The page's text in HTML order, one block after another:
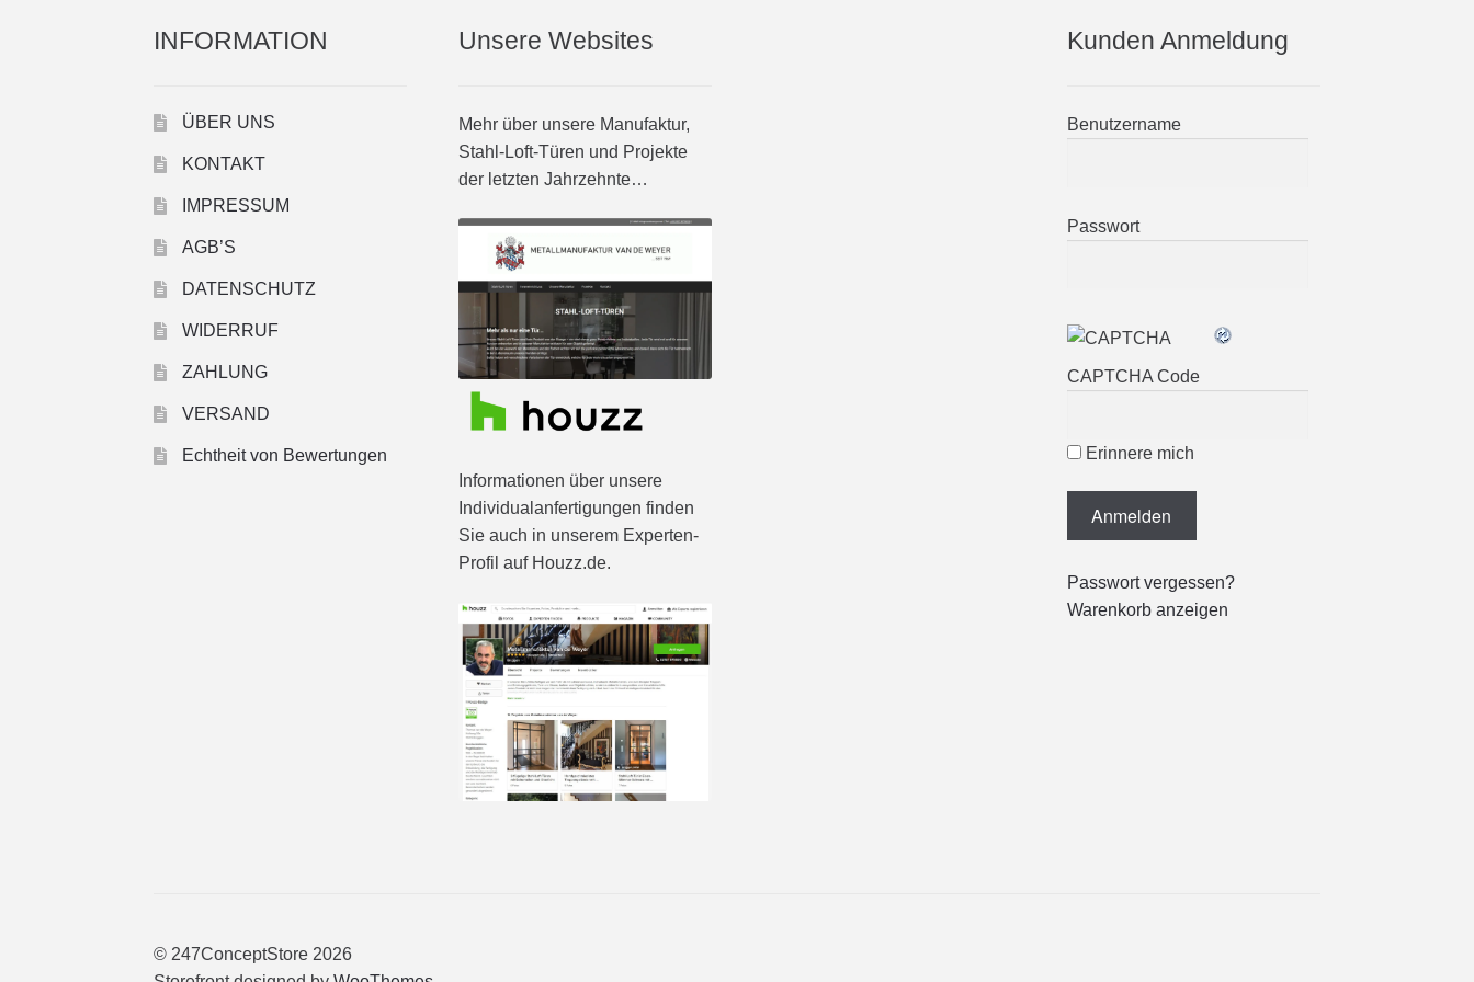
INFORMATION
ÜBER UNS
KONTAKT
IMPRESSUM
AGB’S
DATENSCHUTZ
WIDERRUF
ZAHLUNG
VERSAND
Echtheit von Bewertungen
Unsere Websites
Mehr über unsere Manufaktur,
Stahl-Loft-Türen und Projekte
der letzten Jahrzehnte…
Informationen über unsere
Individualanfertigungen finden
Sie auch in unserem Experten-
Profil auf Houzz.de.
Kunden Anmeldung
Benutzername
Passwort
CAPTCHA Code
Erinnere mich
Passwort vergessen?
Warenkorb anzeigen
© 247ConceptStore 2026